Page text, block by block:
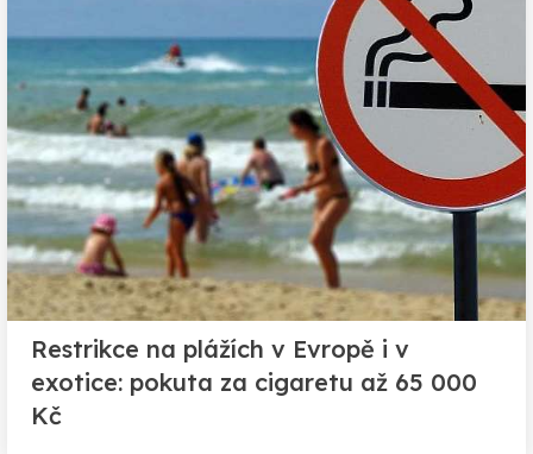
Restrikce na plážích v Evropě i v
exotice: pokuta za cigaretu až 65 000
Kč